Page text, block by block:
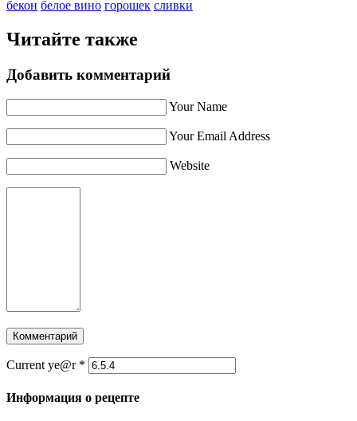
бекон белое вино горошек сливки
Читайте также
Добавить комментарий
Your Name
Your Email Address
Website
Current ye@r *
Информация о рецепте